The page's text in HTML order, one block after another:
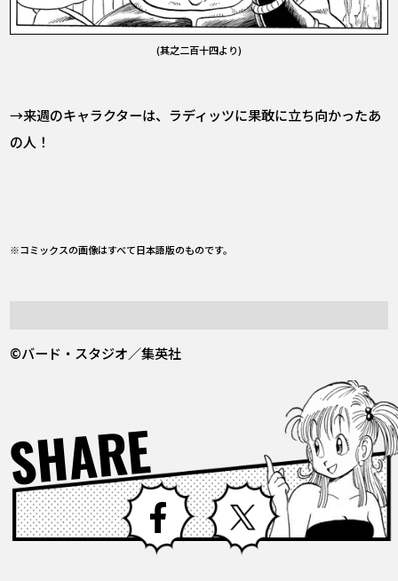
(其之二百十四より)
→来週のキャラクターは、ラディッツに果敢に立ち向かったあ
の人！
※コミックスの画像はすべて日本語版のものです。
©バード・スタジオ／集英社
SHARE Facebook X